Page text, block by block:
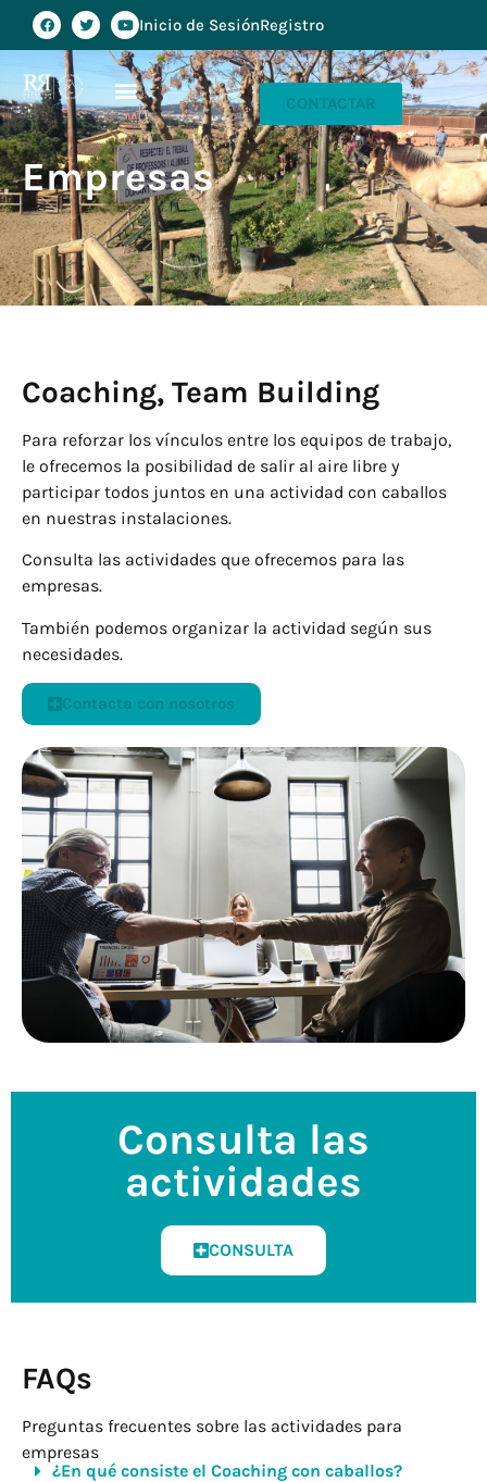
Inicio de SesiónRegistro
CONTACTAR
Empresas
Coaching, Team Building
Para reforzar los vínculos entre los equipos de trabajo,
le ofrecemos la posibilidad de salir al aire libre y
participar todos juntos en una actividad con caballos
en nuestras instalaciones.
Consulta las actividades que ofrecemos para las
empresas.
También podemos organizar la actividad según sus
necesidades.
Contacta con nosotros
Consulta las
actividades
CONSULTA
FAQs
Preguntas frecuentes sobre las actividades para
empresas
¿En qué consiste el Coaching con caballos?